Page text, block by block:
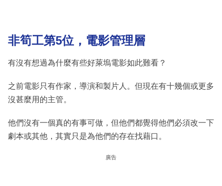
非筍工第5位，電影管理層
有沒有想過為什麼有些好萊塢電影如此難看？
之前電影只有作家，導演和製片人。但現在有十幾個或更多
沒甚麼用的主管。
他們沒有一個真的有事可做，但他們都覺得他們必須改一下
劇本或其他，其實只是為他們的存在找藉口。
廣告